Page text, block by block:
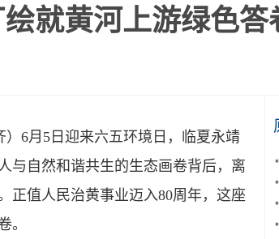
就黄河上游绿色答
）6月5日迎来六五环境日，临夏永靖
与自然和谐共生的生态画卷背后，离
正值人民治黄事业迈入80周年，这座
。